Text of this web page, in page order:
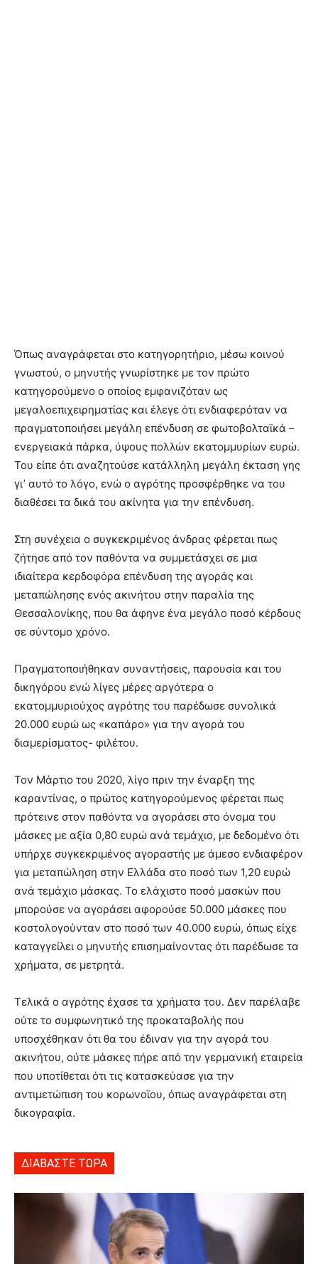
Όπως αναγράφεται στο κατηγορητήριο, μέσω κοινού
γνωστού, ο μηνυτής γνωρίστηκε με τον πρώτο
κατηγορούμενο ο οποίος εμφανιζόταν ως
μεγαλοεπιχειρηματίας και έλεγε ότι ενδιαφερόταν να
πραγματοποιήσει μεγάλη επένδυση σε φωτοβολταϊκά –
ενεργειακά πάρκα, ύψους πολλών εκατομμυρίων ευρώ.
Του είπε ότι αναζητούσε κατάλληλη μεγάλη έκταση γης
γι’ αυτό το λόγο, ενώ ο αγρότης προσφέρθηκε να του
διαθέσει τα δικά του ακίνητα για την επένδυση.
Στη συνέχεια ο συγκεκριμένος άνδρας φέρεται πως
ζήτησε από τον παθόντα να συμμετάσχει σε μια
ιδιαίτερα κερδοφόρα επένδυση της αγοράς και
μεταπώλησης ενός ακινήτου στην παραλία της
Θεσσαλονίκης, που θα άφηνε ένα μεγάλο ποσό κέρδους
σε σύντομο χρόνο.
Πραγματοποιήθηκαν συναντήσεις, παρουσία και του
δικηγόρου ενώ λίγες μέρες αργότερα ο
εκατομμυριούχος αγρότης του παρέδωσε συνολικά
20.000 ευρώ ως «καπάρο» για την αγορά του
διαμερίσματος- φιλέτου.
Τον Μάρτιο του 2020, λίγο πριν την έναρξη της
καραντίνας, ο πρώτος κατηγορούμενος φέρεται πως
πρότεινε στον παθόντα να αγοράσει στο όνομα του
μάσκες με αξία 0,80 ευρώ ανά τεμάχιο, με δεδομένο ότι
υπήρχε συγκεκριμένος αγοραστής με άμεσο ενδιαφέρον
για μεταπώληση στην Ελλάδα στο ποσό των 1,20 ευρώ
ανά τεμάχιο μάσκας. Το ελάχιστο ποσό μασκών που
μπορούσε να αγοράσει αφορούσε 50.000 μάσκες που
κοστολογούνταν στο ποσό των 40.000 ευρώ, όπως είχε
καταγγείλει ο μηνυτής επισημαίνοντας ότι παρέδωσε τα
χρήματα, σε μετρητά.
Τελικά ο αγρότης έχασε τα χρήματα του. Δεν παρέλαβε
ούτε το συμφωνητικό της προκαταβολής που
υποσχέθηκαν ότι θα του έδιναν για την αγορά του
ακινήτου, ούτε μάσκες πήρε από την γερμανική εταιρεία
που υποτίθεται ότι τις κατασκεύασε για την
αντιμετώπιση του κορωνοϊου, όπως αναγράφεται στη
δικογραφία.
ΔΙΑΒΑΣΤΕ ΤΩΡΑ